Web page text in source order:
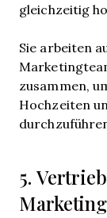
gleichzeitig
Sie arbeiten
zusammen,
Hochzeiten
5.